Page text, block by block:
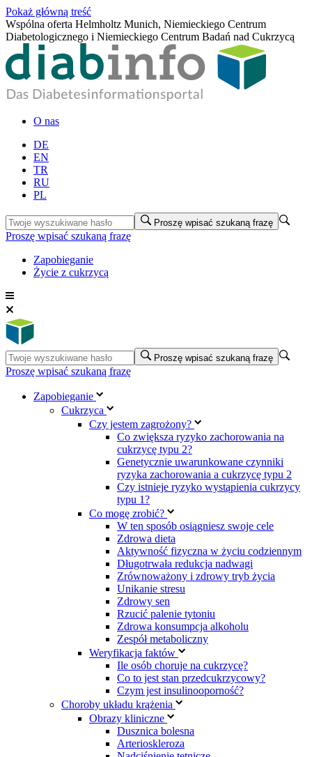
Pokaż główną treść
Wspólna oferta Helmholtz Munich, Niemieckiego Centrum
Diabetologicznego i Niemieckiego Centrum Badań nad Cukrzycą
O nas
DE
EN
TR
RU
PL
Proszę wpisać szukaną frazę
Proszę wpisać szukaną frazę
Zapobieganie
Życie z cukrzycą
Proszę wpisać szukaną frazę
Proszę wpisać szukaną frazę
Zapobieganie
Cukrzyca
Czy jestem zagrożony?
Co zwiększa ryzyko zachorowania na
cukrzycę typu 2?
Genetycznie uwarunkowane czynniki
ryzyka zachorowania a cukrzycę typu 2
Czy istnieje ryzyko wystąpienia cukrzycy
typu 1?
Co mogę zrobić?
W ten sposób osiągniesz swoje cele
Zdrowa dieta
Aktywność fizyczna w życiu codziennym
Długotrwała redukcja nadwagi
Zrównoważony i zdrowy tryb życia
Unikanie stresu
Zdrowy sen
Rzucić palenie tytoniu
Zdrowa konsumpcja alkoholu
Zespół metaboliczny
Weryfikacja faktów
Ile osób choruje na cukrzycę?
Co to jest stan przedcukrzycowy?
Czym jest insulinooporność?
Choroby układu krążenia
Obrazy kliniczne
Dusznica bolesna
Arterioskleroza